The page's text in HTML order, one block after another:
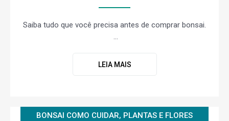
Saiba tudo que você precisa antes de comprar bonsai.
...
LEIA MAIS
BONSAI COMO CUIDAR, PLANTAS E FLORES